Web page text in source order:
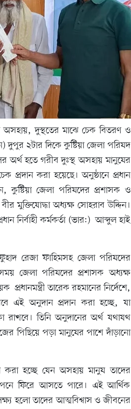
অসহায়, দুস্থতের মাঝে চেক বিতরণ ও
২টার দিকে কুষ্টিয়া জেলা পরিষদ
অর্থ হতে গরীব দুঃস্থ অসহায় মানুষের
প্রদান করা হয়েছে। অনুষ্ঠানে প্রধান
কুষ্টিয়া জেলা পরিষদের প্রশাসক ও
মুক্তিযোদ্ধা অধ্যক্ষ সোহরাব উদ্দিন।
নির্বাহী কর্মকর্তা (ভার:) আব্দুল হাই
রেজা ফাহিমসহ জেলা পরিষদের
জেলা পরিষদের প্রশাসক অধ্যক্ষ
তারেক রহমানের নির্দেশে,
এই অনুদান প্রদান করা হচ্ছে, যা
রাখবে। তিনি অনুদানের অর্থ যথাযথ
পিছিয়ে পড়া মানুষের পাশে দাঁড়ানো
করা হচ্ছে যেন অসহায় মানুষ তাদের
ফিরে আসতে পারে। এই আর্থিক
হলো তাদের আত্মবিশ্বাস ও জীবনের